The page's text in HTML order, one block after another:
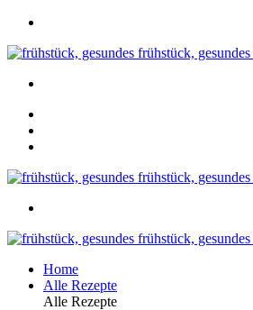
Home
Alle Rezepte
Alle Rezepte